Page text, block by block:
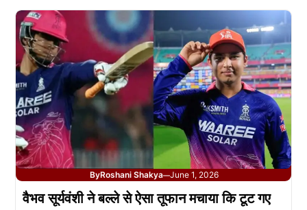
ByRoshani Shakya—June 1, 2026
वैभव सूर्यवंशी ने बल्ले से ऐसा तूफान मचाया कि टूट गए